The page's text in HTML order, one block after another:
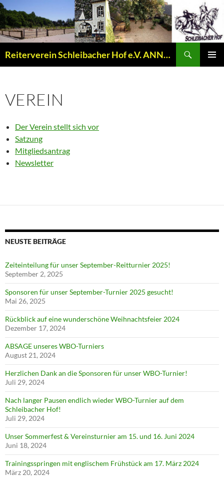
Zum
Inhalt
springen
Reiterverein Schleibacher Hof e.V. ANNO 1977
VEREIN
Der Verein stellt sich vor
Satzung
Mitgliedsantrag
Newsletter
NEUSTE BEITRÄGE
Zeiteinteilung für unser September-Reitturnier 2025!
September 2, 2025
Sponsoren für unser September-Turnier 2025 gesucht!
Mai 26, 2025
Rückblick auf eine wunderschöne Weihnachtsfeier 2024
Dezember 17, 2024
ABSAGE unseres WBO-Turniers
August 21, 2024
Herzlichen Dank an die Sponsoren für unser WBO-Turnier!
Juli 29, 2024
Nach langer Pausen endlich wieder WBO-Turnier auf dem
Schleibacher Hof!
Juli 29, 2024
Unser Sommerfest & Vereinsturnier am 15. und 16. Juni 2024
Juni 18, 2024
Trainingsspringen mit englischem Frühstück am 17. März 2024
März 20, 2024